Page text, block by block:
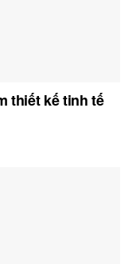
thiết kế tinh tế